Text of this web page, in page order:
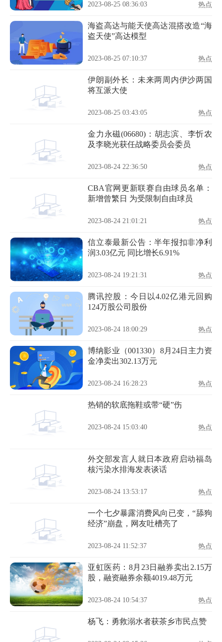
2023-08-25 08:36:03 热点
海盗高达与能天使高达混搭改造“海
盗天使”高达模型
2023-08-25 07:10:37 热点
伊朗副外长：未来两周内伊沙两国
将互派大使
2023-08-25 03:43:05 热点
金力永磁(06680)：胡志滨、李忻农
及李晓光获任战略委员会委员
2023-08-24 22:36:50 热点
CBA官网更新联赛自由球员名单：
新增曾繁日 为受限制自由球员
2023-08-24 21:01:21 热点
信立泰最新公告：半年报扣非净利
润3.03亿元 同比增长6.91%
2023-08-24 19:21:31 热点
腾讯控股：今日以4.02亿港元回购
124万股公司股份
2023-08-24 18:00:29 热点
博纳影业（001330）8月24日主力资
金净卖出302.13万元
2023-08-24 16:28:23 热点
热销的软底拖鞋或带“硬”伤
2023-08-24 15:03:40 热点
外交部发言人就日本政府启动福岛
核污染水排海发表谈话
2023-08-24 13:53:17 热点
一个七夕暴露消费风向已变，“舔狗
经济”崩盘，网友吐槽亮了
2023-08-24 11:52:37 热点
亚虹医药：8月23日融券卖出2.15万
股，融资融券余额4019.48万元
2023-08-24 10:54:37 热点
杨飞：勇救溺水者获茶乡市民点赞